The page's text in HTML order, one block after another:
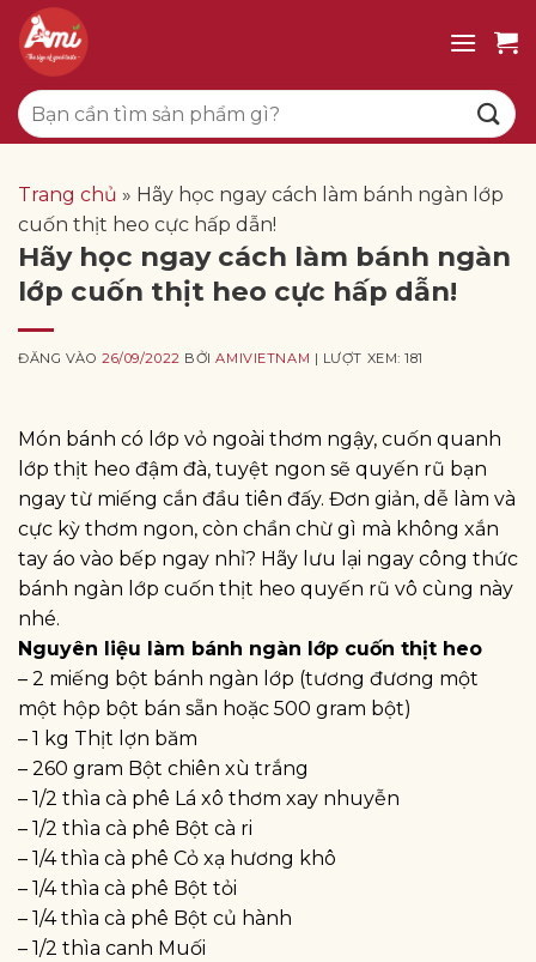
qua
dung
Tìm
kiếm:
Trang chủ » Hãy học ngay cách làm bánh ngàn lớp
cuốn thịt heo cực hấp dẫn!
Hãy học ngay cách làm bánh ngàn
lớp cuốn thịt heo cực hấp dẫn!
ĐĂNG VÀO26/09/2022 BỞIAMIVIETNAM | LƯỢT XEM: 181
Món bánh có lớp vỏ ngoài thơm ngậy, cuốn quanh
lớp thịt heo đậm đà, tuyệt ngon sẽ quyến rũ bạn
ngay từ miếng cắn đầu tiên đấy. Đơn giản, dễ làm và
cực kỳ thơm ngon, còn chần chừ gì mà không xắn
tay áo vào bếp ngay nhỉ? Hãy lưu lại ngay công thức
bánh ngàn lớp cuốn thịt heo quyến rũ vô cùng này
nhé.
Nguyên liệu làm bánh ngàn lớp cuốn thịt heo
– 2 miếng bột bánh ngàn lớp (tương đương một
một hộp bột bán sẵn hoặc 500 gram bột)
– 1 kg Thịt lợn băm
– 260 gram Bột chiên xù trắng
– 1/2 thìa cà phê Lá xô thơm xay nhuyễn
– 1/2 thìa cà phê Bột cà ri
– 1/4 thìa cà phê Cỏ xạ hương khô
– 1/4 thìa cà phê Bột tỏi
– 1/4 thìa cà phê Bột củ hành
– 1/2 thìa canh Muối